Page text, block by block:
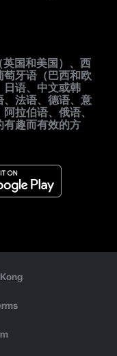
国和美国）、西
萄牙语（巴西和欧
日语、中文或韩
、法语、德语、意
拉伯语、俄语、
有趣而有效的方